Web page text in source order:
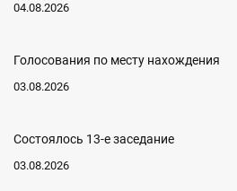
04.08.2026
Голосования по месту нахождения
03.08.2026
Состоялось 13-е заседание
03.08.2026